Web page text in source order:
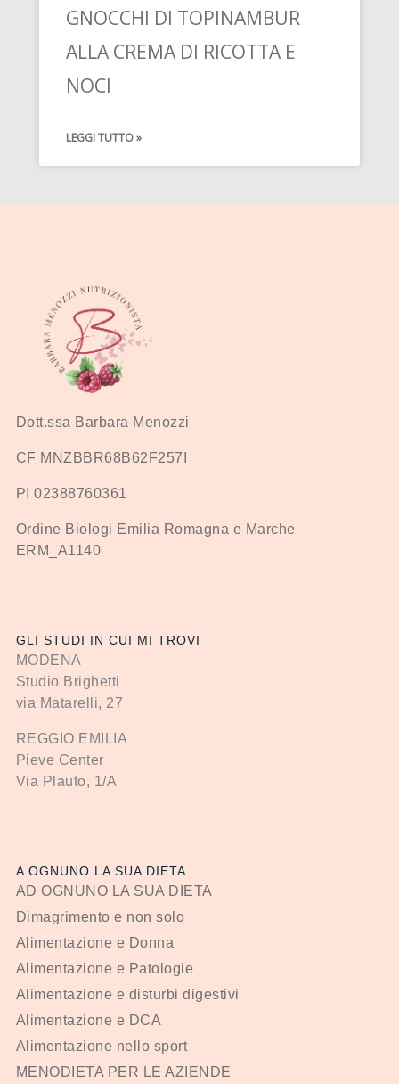
GNOCCHI DI TOPINAMBUR
ALLA CREMA DI RICOTTA E
NOCI
LEGGI TUTTO »
Dott.ssa Barbara Menozzi
CF MNZBBR68B62F257I
PI 02388760361
Ordine Biologi Emilia Romagna e Marche
ERM_A1140
GLI STUDI IN CUI MI TROVI
MODENA
Studio Brighetti
via Matarelli, 27
REGGIO EMILIA
Pieve Center
Via Plauto, 1/A
A OGNUNO LA SUA DIETA
AD OGNUNO LA SUA DIETA
Dimagrimento e non solo
Alimentazione e Donna
Alimentazione e Patologie
Alimentazione e disturbi digestivi
Alimentazione e DCA
Alimentazione nello sport
MENODIETA PER LE AZIENDE